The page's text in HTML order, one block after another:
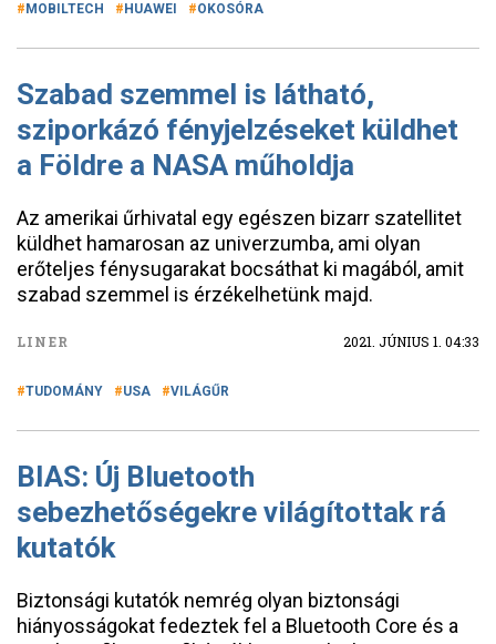
MOBILTECH HUAWEI OKOSÓRA
Szabad szemmel is látható,
sziporkázó fényjelzéseket küldhet
a Földre a NASA műholdja
Az amerikai űrhivatal egy egészen bizarr szatellitet
küldhet hamarosan az univerzumba, ami olyan
erőteljes fénysugarakat bocsáthat ki magából, amit
szabad szemmel is érzékelhetünk majd.
LINER 2021. JÚNIUS 1. 04:33
TUDOMÁNY USA VILÁGŰR
BIAS: Új Bluetooth
sebezhetőségekre világítottak rá
kutatók
Biztonsági kutatók nemrég olyan biztonsági
hiányosságokat fedeztek fel a Bluetooth Core és a